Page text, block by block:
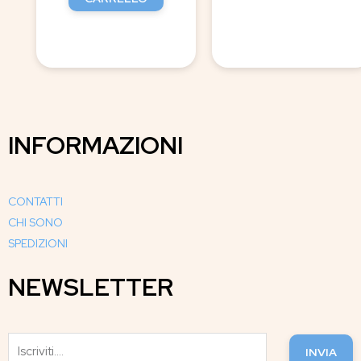
INFORMAZIONI
CONTATTI
CHI SONO
SPEDIZIONI
NEWSLETTER
INVIA